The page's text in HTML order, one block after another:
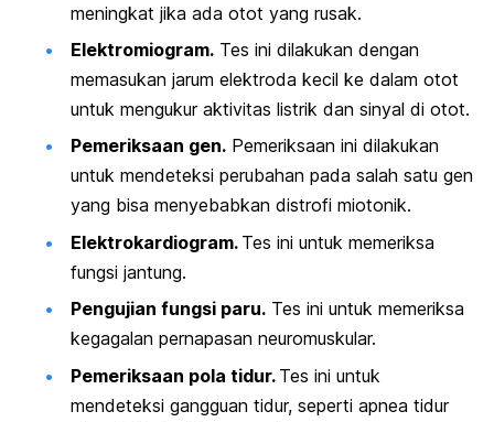
meningkat jika ada otot yang rusak.
Elektromiogram. Tes ini dilakukan dengan
memasukan jarum elektroda kecil ke dalam otot
untuk mengukur aktivitas listrik dan sinyal di otot.
Pemeriksaan gen. Pemeriksaan ini dilakukan
untuk mendeteksi perubahan pada salah satu gen
yang bisa menyebabkan distrofi miotonik.
Elektrokardiogram. Tes ini untuk memeriksa
fungsi jantung.
Pengujian fungsi paru. Tes ini untuk memeriksa
kegagalan pernapasan neuromuskular.
Pemeriksaan pola tidur. Tes ini untuk
mendeteksi gangguan tidur, seperti apnea tidur